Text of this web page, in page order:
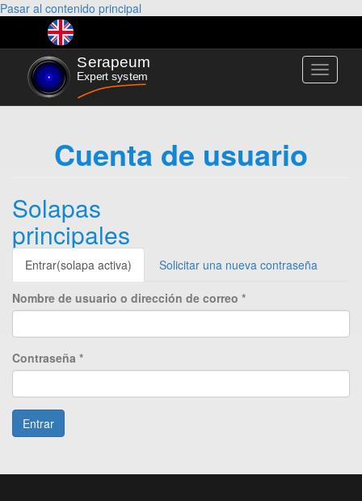
Pasar al contenido principal
Toggle
Cuenta de usuario
Solapas
principales
Entrar(solapa activa) Solicitar una nueva contraseña
Nombre de usuario o dirección de correo *
Contraseña *
Entrar